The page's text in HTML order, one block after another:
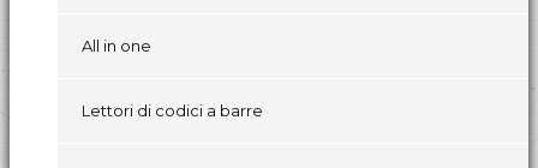
All in one
Lettori di codici a barre